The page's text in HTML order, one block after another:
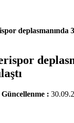
deplasmanında
Güncellenme :